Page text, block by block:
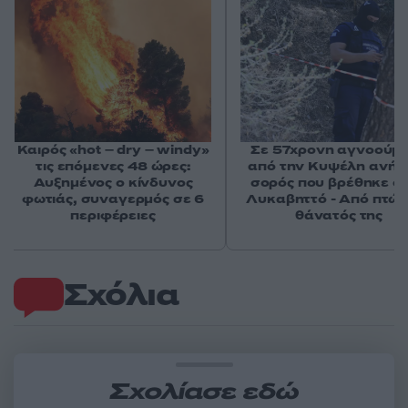
Σχόλια
Σχολίασε εδώ
Καιρός «hot – dry – windy»
τις επόμενες 48 ώρες:
Αυξημένος ο κίνδυνος
φωτιάς, συναγερμός σε 6
περιφέρειες
Σε 57χρονη
από την Κυψέλη
σορός που βρέθηκε
Λυκαβηττό - Από
θάνατός της